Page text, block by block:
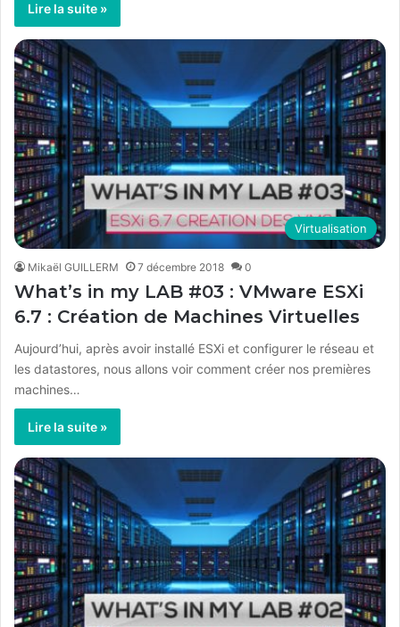
Lire la suite »
Virtualisation
Mikaël GUILLERM 7 décembre 2018 0
What’s in my LAB #03 : VMware ESXi
6.7 : Création de Machines Virtuelles
Aujourd’hui, après avoir installé ESXi et configurer le réseau et
les datastores, nous allons voir comment créer nos premières
machines…
Lire la suite »